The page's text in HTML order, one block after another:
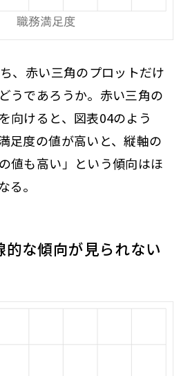
、赤い三角のプロットだけ
うであろうか。赤い三角の
向けると、図表04のよう
足度の値が高いと、縦軸の
値も高い」という傾向はほ
る。
的な傾向が見られない